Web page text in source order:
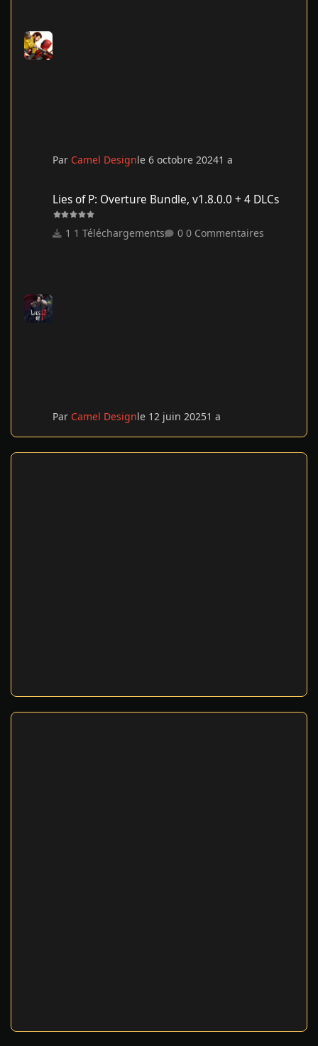
Par Camel Designle 6 octobre 20241 a
Lies of P: Overture Bundle, v1.8.0.0 + 4 DLCs
1 Téléchargements 0 Commentaires
Par Camel Designle 12 juin 20251 a